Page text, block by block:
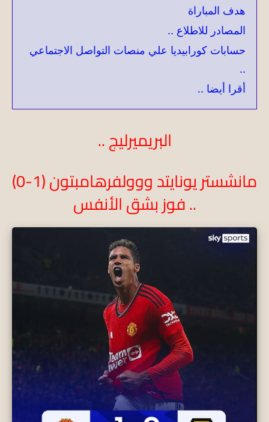
هدف المباراة
المصادر للاطلاع ..
حسابات كورابيديا علي منصات التواصل الاجتماعي
..
أقرا أيضا ..
البريميرليج ..
مانشستر يونايتد ووولفرهامبتون (1-0)
.. فوز بشق الأنفس